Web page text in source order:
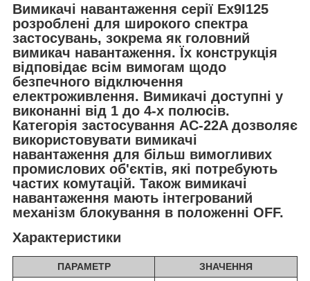
Вимикачі навантаження серії Ex9I125
розроблені для широкого спектра
застосувань, зокрема як головний
вимикач навантаження. Їх конструкція
відповідає всім вимогам щодо
безпечного відключення
електроживлення. Вимикачі доступні у
виконанні від 1 до 4-х полюсів.
Категорія застосування AC-22A дозволяє
використовувати вимикачі
навантаження для більш вимогливих
промислових об'єктів, які потребують
частих комутацій. Також вимикачі
навантаження мають інтегрований
механізм блокування в положенні OFF.
Характеристики
ПАРАМЕТР
ЗНАЧЕННЯ